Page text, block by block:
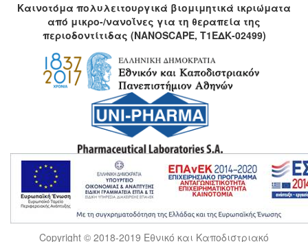
Καινοτόμα πολυλειτουργικά βιομιμητικά ικριώματα
από μικρο-/νανοΐνες για τη θεραπεία της
περιοδοντίτιδας (NANOSCAPE, Τ1ΕΔΚ-02499)
Copyright © 2018-2019 Εθνικό και Καποδιστριακό